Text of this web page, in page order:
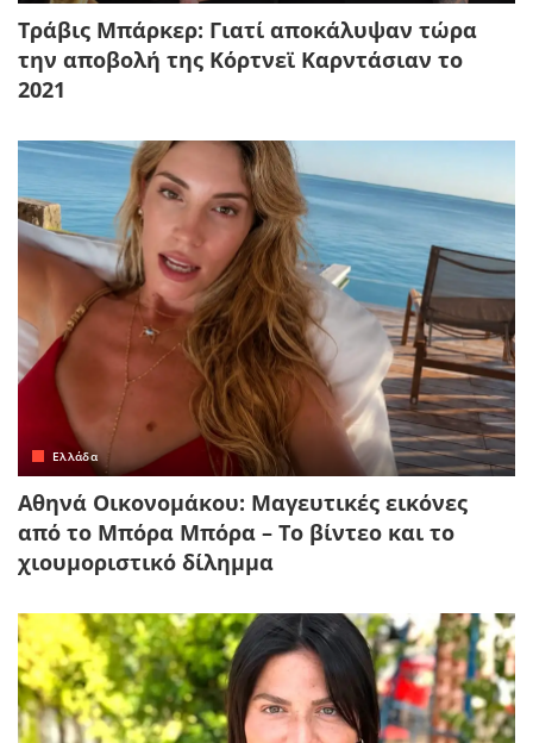
Τράβις Μπάρκερ: Γιατί αποκάλυψαν τώρα
την αποβολή της Κόρτνεϊ Καρντάσιαν το
2021
Ελλάδα
Αθηνά Οικονομάκου: Μαγευτικές εικόνες
από το Μπόρα Μπόρα – Το βίντεο και το
χιουμοριστικό δίλημμα